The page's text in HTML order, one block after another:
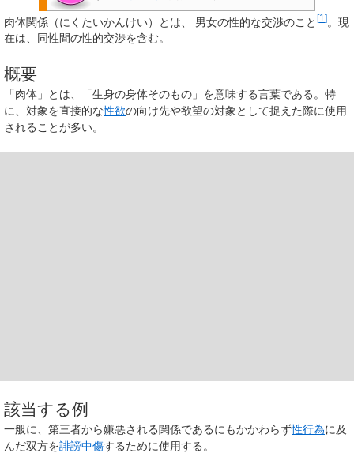
肉体関係 （にくたいかんけい）とは、 男女の性的な交渉のこと [1 ]。現
在は、同性間の性的交渉を含む。
概要
「肉体」とは、「生身の身体そのもの」を意味する言葉である。特
に、対象を直接的な性欲の向け先や欲望の対象として捉えた際に使用
されることが多い。
該当する例
一般に、第三者から嫌悪される関係であるにもかかわらず性行為に及
んだ双方を誹謗中傷するために使用する。